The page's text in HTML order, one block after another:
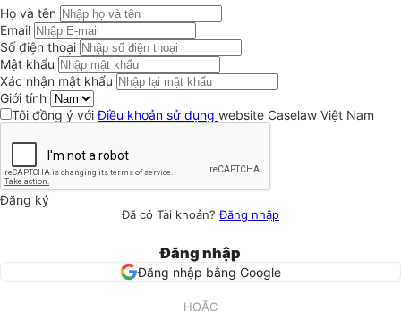
Họ và tên
Email
Số điện thoại
Mật khẩu
Xác nhận mật khẩu
Giới tính
Tôi đồng ý vớiĐiều khoản sử dụng website Caselaw Việt Nam
Đăng ký
Đã có Tài khoản?Đăng nhập
Đăng nhập
Đăng nhập bằng Google
HOẶC